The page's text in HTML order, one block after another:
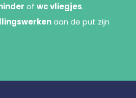
of wc vliegjes.
aan de put zijn